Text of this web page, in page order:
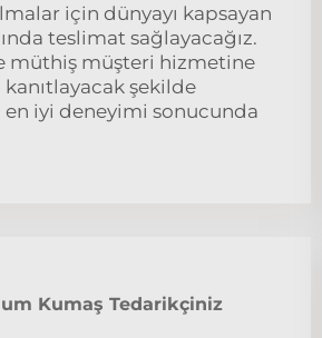
için dünyayı kapsayan
teslimat sağlayacağız.
müthiş müşteri hizmetine
şekilde
iyi deneyimi sonucunda
Kumaş Tedarikçiniz